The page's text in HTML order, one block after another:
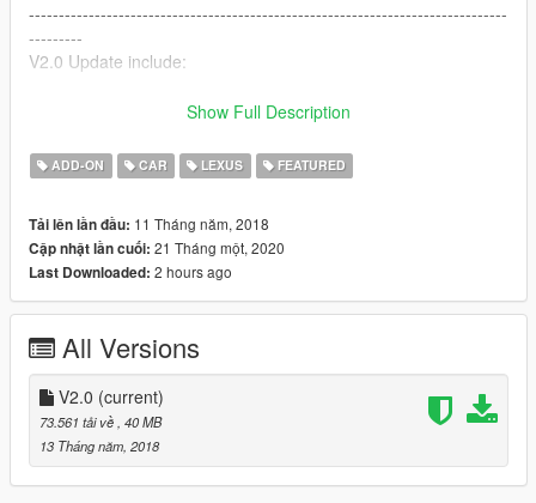
--------------------------------------------------------------------------------
---------
V2.0 Update include:
1.Support automatic spoiler
2.Fix the digital gauge
--------------------------------------------------------------------------------
---------
Show Full Description
ADD-ON CAR LEXUS FEATURED
Tải lên lần đầu: 11 Tháng năm, 2018
Cập nhật lần cuối: 21 Tháng một, 2020
Last Downloaded: 2 hours ago
All Versions
V2.0 (current)
73.561 tải về, 40 MB
13 Tháng năm, 2018